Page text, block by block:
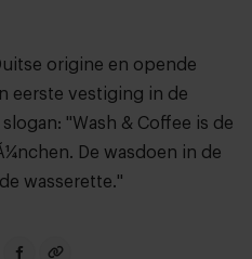
origine en opende
eerste vestiging in de
"Wash & Coffee is de
De wasdoen in de
wasserette."